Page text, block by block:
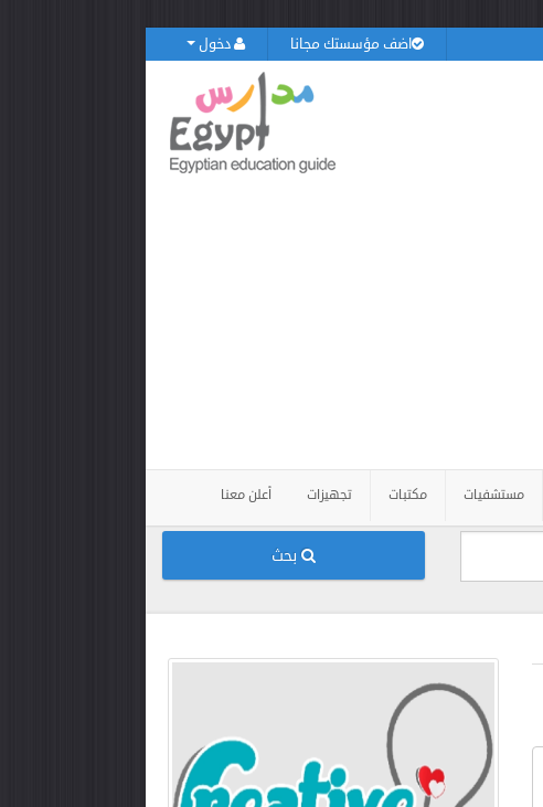
دخول اضف مؤسستك مجانا
مستشفيات مكتبات تجهيزات أعلن معنا
بحث